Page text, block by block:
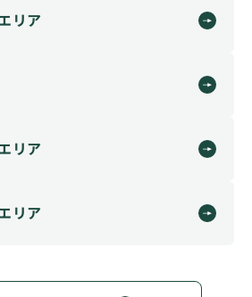
リア
リア
リア